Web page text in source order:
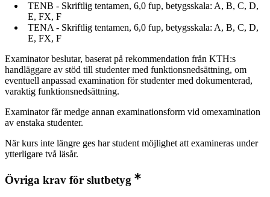
TENB - Skriftlig tentamen, 6,0 fup, betygsskala: A, B, C, D,
E, FX, F
TENA - Skriftlig tentamen, 6,0 fup, betygsskala: A, B, C, D,
E, FX, F
Examinator beslutar, baserat på rekommendation från KTH:s
handläggare av stöd till studenter med funktionsnedsättning, om
eventuell anpassad examination för studenter med dokumenterad,
varaktig funktionsnedsättning.
Examinator får medge annan examinationsform vid omexamination
av enstaka studenter.
När kurs inte längre ges har student möjlighet att examineras under
ytterligare två läsår.
Övriga krav för slutbetyg